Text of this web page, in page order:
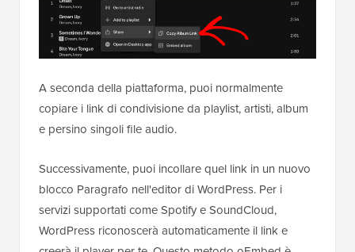
A seconda della piattaforma, puoi normalmente
copiare i link di condivisione da playlist, artisti, album
e persino singoli file audio.
Successivamente, puoi incollare quel link in un nuovo
blocco Paragrafo nell'editor di WordPress. Per i
servizi supportati come Spotify e SoundCloud,
WordPress riconoscerà automaticamente il link e